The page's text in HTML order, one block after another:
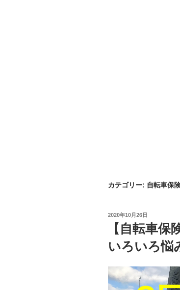
カテゴリー: 自転車保
投
2020年10月26日
【自転車保
いろいろ悩